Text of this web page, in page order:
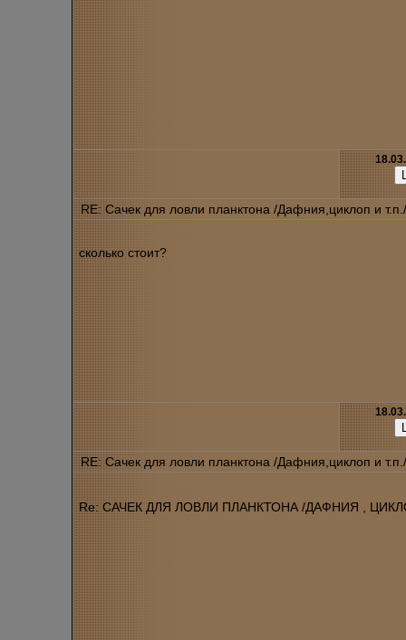
RE: Сачек для ловли планктона /Дафния,циклоп и
сколько стоит?
RE: Сачек для ловли планктона /Дафния,циклоп и
Re: САЧЕК ДЛЯ ЛОВЛИ ПЛАНКТОНА /ДАФНИЯ ,